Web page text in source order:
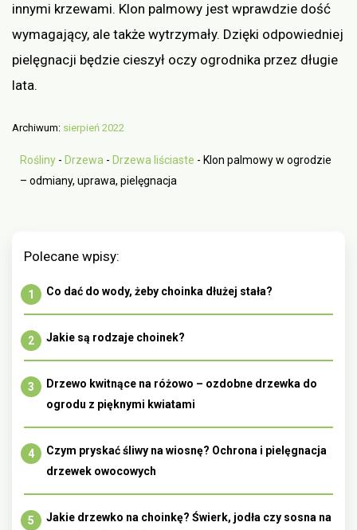
innymi krzewami. Klon palmowy jest wprawdzie dość
wymagający, ale także wytrzymały. Dzięki odpowiedniej
pielęgnacji będzie cieszył oczy ogrodnika przez długie
lata.
Archiwum: sierpień 2022
Rośliny - Drzewa - Drzewa liściaste - Klon palmowy w ogrodzie
– odmiany, uprawa, pielęgnacja
Polecane wpisy:
Co dać do wody, żeby choinka dłużej stała?
Jakie są rodzaje choinek?
Drzewo kwitnące na różowo – ozdobne drzewka do
ogrodu z pięknymi kwiatami
Czym pryskać śliwy na wiosnę? Ochrona i pielęgnacja
drzewek owocowych
Jakie drzewko na choinkę? Świerk, jodła czy sosna na